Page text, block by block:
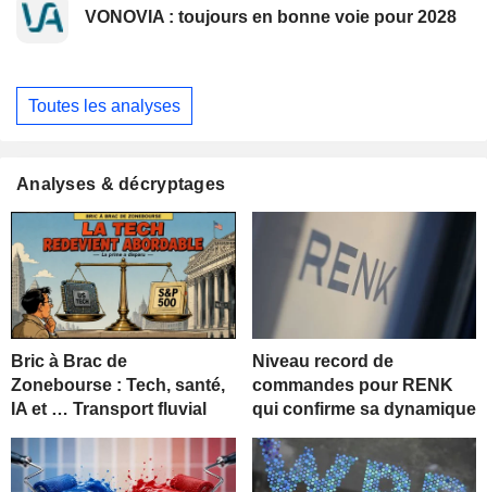
VONOVIA : toujours en bonne voie pour 2028
Toutes les analyses
Analyses & décryptages
Bric à Brac de
Zonebourse : Tech, santé,
IA et … Transport fluvial
Niveau record de
commandes pour RENK
qui confirme sa dynamique